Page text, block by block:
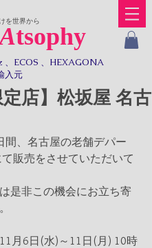
Atsophy
を世界から
、ECOS 、HEXAGONA
入元​​
定店】松坂屋 名古
間、名古屋の老舗デパー
て販売をさせていただいて
是非この機会にお立ち寄
月6日(水)～11日(月) 10時